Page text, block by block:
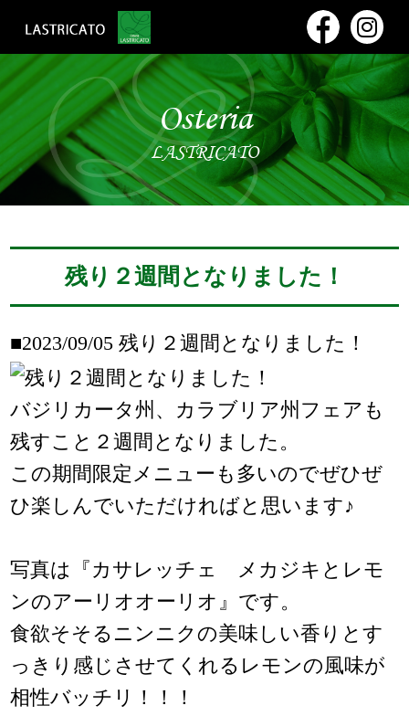
Osteria
LASTRICATO
残り２週間となりました！
■2023/09/05 残り２週間となりました！
バジリカータ州、カラブリア州フェアも
残すこと２週間となりました。
この期間限定メニューも多いのでぜひぜ
ひ楽しんでいただければと思います♪
写真は『カサレッチェ メカジキとレモ
ンのアーリオオーリオ』です。
食欲そそるニンニクの美味しい香りとす
っきり感じさせてくれるレモンの風味が
相性バッチリ！！！